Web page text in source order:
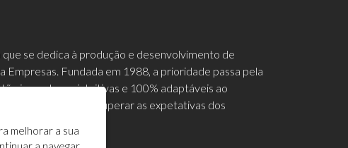
se dedica à produção e desenvolvimento de
Empresas. Fundada em 1988, a prioridade passa pela
inovadoras, intuitivas e 100% adaptáveis ao
a satisfazer e superar as expetativas dos
melhorar a sua